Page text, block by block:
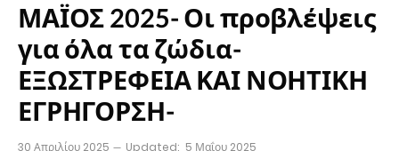
ΜΑΪΟΣ 2025- Οι προβλέψεις
για όλα τα ζώδια-
ΕΞΩΣΤΡΕΦΕΙΑ ΚΑΙ ΝΟΗΤΙΚΗ
ΕΓΡΗΓΟΡΣΗ-
30 Απριλίου 2025 Updated: 5 Μαΐου 2025